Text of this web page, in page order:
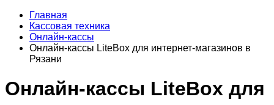
Главная
Кассовая техника
Онлайн-кассы
Онлайн-кассы LiteBox для интернет-магазинов в
Рязани
Онлайн-кассы LiteBox для